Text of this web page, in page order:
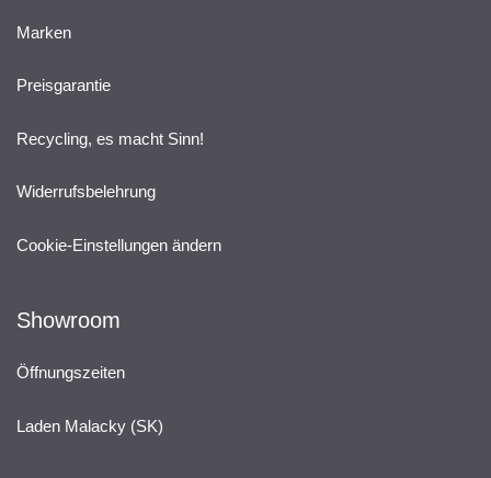
Marken
Preisgarantie
Recycling, es macht Sinn!
Widerrufsbelehrung
Cookie-Einstellungen ändern
Showroom
Öffnungszeiten
Laden Malacky (SK)